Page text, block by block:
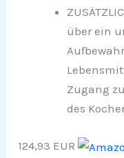
über ein
Zugang
des
124,93 EUR